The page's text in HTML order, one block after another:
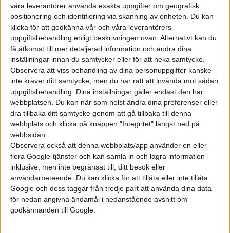
våra leverantörer använda exakta uppgifter om geografisk
positionering och identifiering via skanning av enheten. Du kan
klicka för att godkänna vår och våra leverantörers
uppgiftsbehandling enligt beskrivningen ovan. Alternativt kan du
få åtkomst till mer detaljerad information och ändra dina
inställningar innan du samtycker eller för att neka samtycke.
Observera att viss behandling av dina personuppgifter kanske
inte kräver ditt samtycke, men du har rätt att invända mot sådan
uppgiftsbehandling. Dina inställningar gäller endast den här
webbplatsen. Du kan när som helst ändra dina preferenser eller
dra tillbaka ditt samtycke genom att gå tillbaka till denna
webbplats och klicka på knappen "Integritet" längst ned på
webbsidan.
Observera också att denna webbplats/app använder en eller
flera Google-tjänster och kan samla in och lagra information
inklusive, men inte begränsat till, ditt besök eller
användarbeteende. Du kan klicka för att tillåta eller inte tillåta
Google och dess taggar från tredje part att använda dina data
för nedan angivna ändamål i nedanstående avsnitt om
godkännanden till Google.
Mest lästa
5 aug 2026
Uppgift: då kommer Volvos nya eldrivna volymmodell EX50
5 aug 2026
Så räddar solceller tillverkningen av BMW iX3
6 aug 2026
Nu även Byd – då vill jätten tillverka solid state-batterier
5 aug 2026
Krönika: Laddningen blir dyrare i höst – grön energi enda
räddningen
Prenumerera